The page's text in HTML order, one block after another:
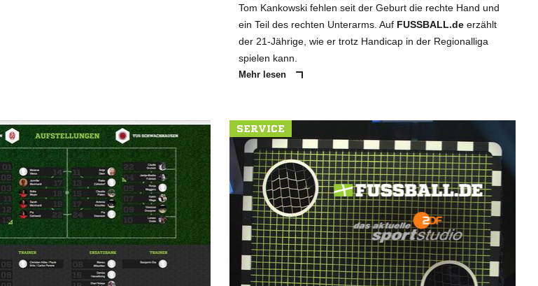
Tom Kankowski fehlen seit der Geburt die rechte Hand und
ein Teil des rechten Unterarms. Auf FUSSBALL.de erzählt
der 21-Jährige, wie er trotz Handicap in der Regionalliga
spielen kann.
Mehr lesen
SERVICE